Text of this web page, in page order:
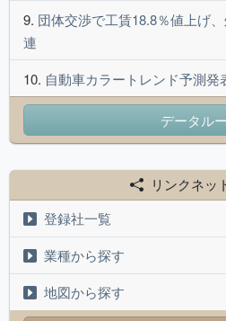
団体交渉で工賃18.8％値上げ
連
自動車カラートレンド予測発
データル
リンクネッ
登録社一覧
業種から探す
地図から探す